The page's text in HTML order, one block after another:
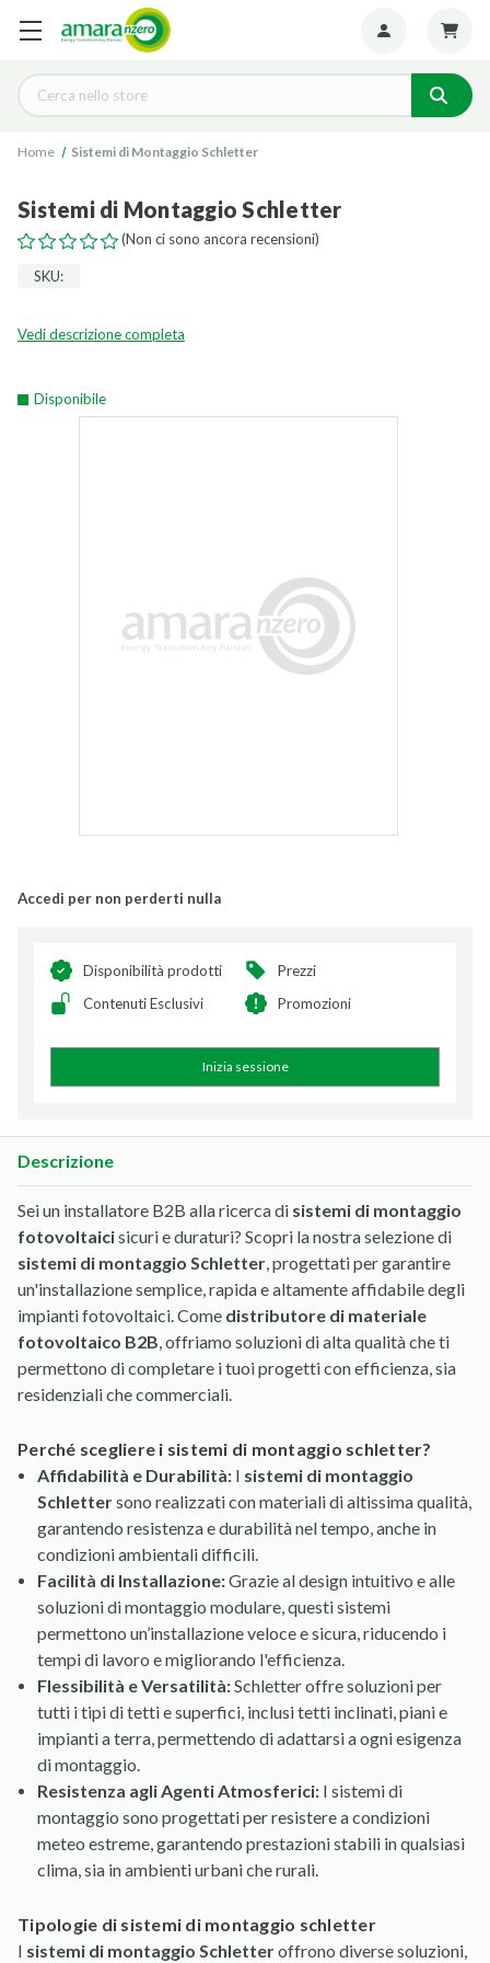
Cerca
Home Sistemi di Montaggio Schletter
Sistemi di Montaggio Schletter
(Non ci sono ancora recensioni)
SKU:
Vedi descrizione completa
Disponibile
Accedi per non perderti nulla
Disponibilità prodotti
Prezzi
Contenuti Esclusivi
Promozioni
Inizia sessione
Descrizione
Sei un installatore B2B alla ricerca di sistemi di montaggio
fotovoltaicisicuri e duraturi? Scopri la nostra selezione di
sistemi di montaggio Schletter, progettati per garantire
un'installazione semplice, rapida e altamente affidabile degli
impianti fotovoltaici. Come distributore di materiale
fotovoltaico B2B, offriamo soluzioni di alta qualità che ti
permettono di completare i tuoi progetti con efficienza, sia
residenziali che commerciali.
perché scegliere i sistemi di montaggio schletter?
Affidabilità e Durabilità: I sistemi di montaggio
Schlettersono realizzati con materiali di altissima qualità,
garantendo resistenza e durabilità nel tempo, anche in
condizioni ambientali difficili.
Facilità di Installazione:Grazie al design intuitivo e alle
soluzioni di montaggio modulare, questi sistemi
permettono un’installazione veloce e sicura, riducendo i
tempi di lavoro e migliorando l'efficienza.
Flessibilità e Versatilità:Schletter offre soluzioni per
tutti i tipi di tetti e superfici, inclusi tetti inclinati, piani e
impianti a terra, permettendo di adattarsi a ogni esigenza
di montaggio.
Resistenza agli Agenti Atmosferici: I sistemi di
montaggio sono progettati per resistere a condizioni
meteo estreme, garantendo prestazioni stabili in qualsiasi
clima, sia in ambienti urbani che rurali.
tipologie di sistemi di montaggio schletter
I sistemi di montaggio Schletteroffrono diverse soluzioni,